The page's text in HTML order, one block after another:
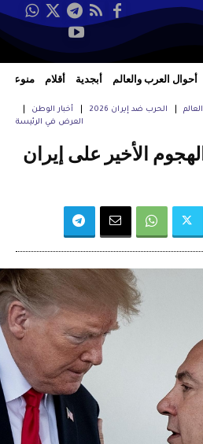
أحوال العرب والعالم أبجدية أقلام منوعات
الحرب ضد إيران 2026
أخبار الوطن
العرض في الرئيسة
الأخير على إيران